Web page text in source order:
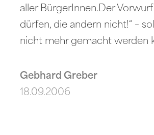
aller BürgerInnen.Der Vorwurf
dürfen, die andern nicht!“ –
nicht mehr gemacht werden
Gebhard Greber
18.09.2006